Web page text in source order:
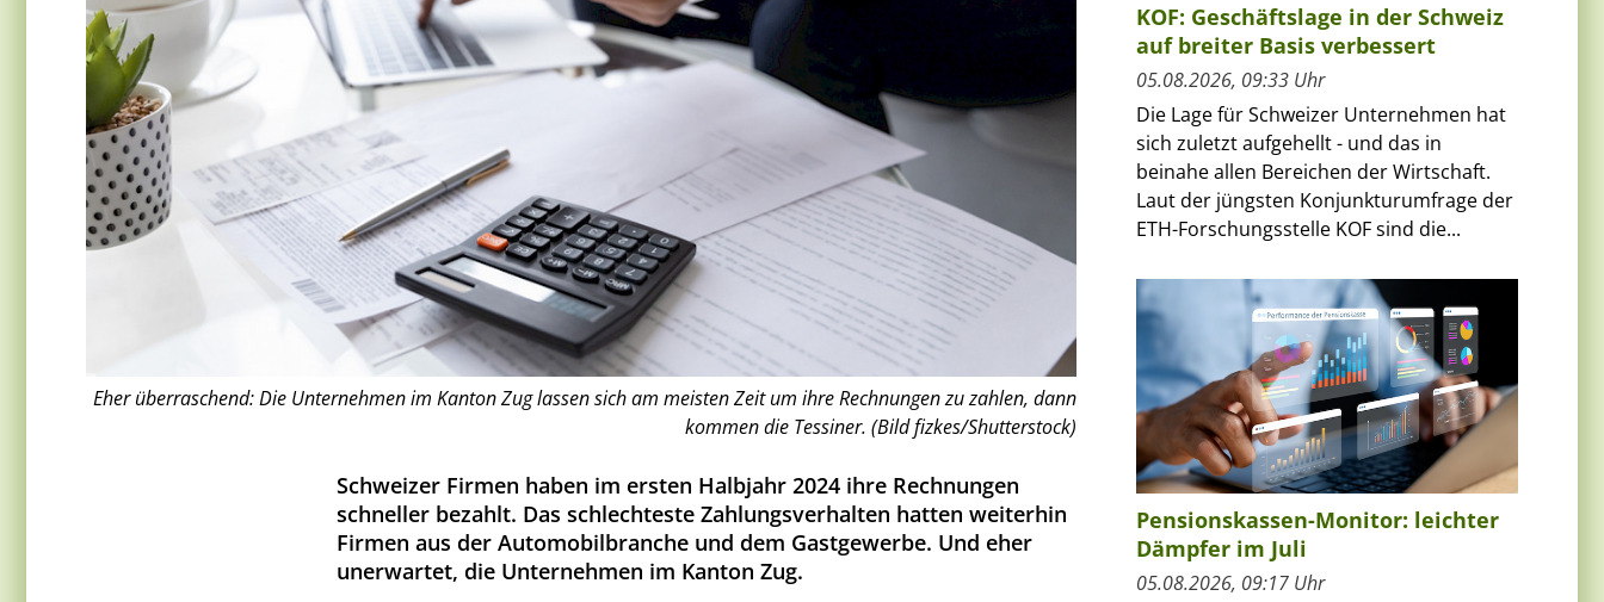
Eher überraschend: Die Unternehmen im Kanton Zug lassen sich am meisten Zeit um ihre Rechnungen zu zahlen, dann
kommen die Tessiner. (Bild fizkes/Shutterstock)
Schweizer Firmen haben im ersten Halbjahr 2024 ihre Rechnungen
schneller bezahlt. Das schlechteste Zahlungsverhalten hatten weiterhin
Firmen aus der Automobilbranche und dem Gastgewerbe. Und eher
unerwartet, die Unternehmen im Kanton Zug.
KOF: Geschäftslage in der Schweiz
auf breiter Basis verbessert
05.08.2026, 09:33 Uhr
Die Lage für Schweizer Unternehmen hat
sich zuletzt aufgehellt - und das in
beinahe allen Bereichen der Wirtschaft.
Laut der jüngsten Konjunkturumfrage der
ETH-Forschungsstelle KOF sind die...
Pensionskassen-Monitor: leichter
Dämpfer im Juli
05.08.2026, 09:17 Uhr